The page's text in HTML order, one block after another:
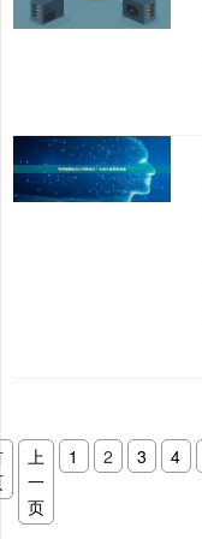
上
一
页
1 2 3 4